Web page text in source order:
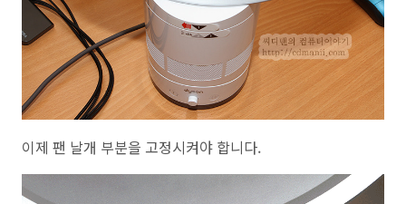
이제 팬 날개 부분을 고정시켜야 합니다.